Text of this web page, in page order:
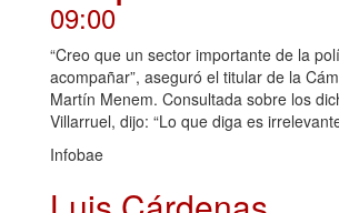
09:00
“Creo que un sector importante de la
acompañar”, aseguró el titular de la
Martín Menem. Consultada sobre los
Villarruel, dijo: “Lo que diga es
Infobae